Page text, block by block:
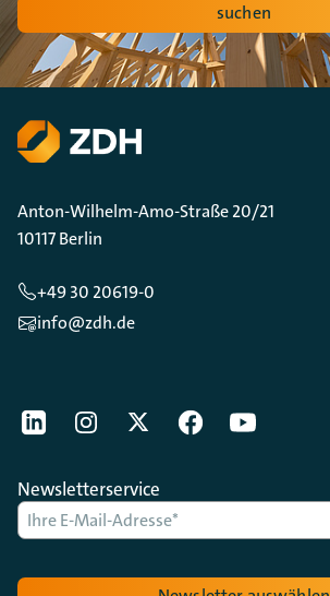
suchen
Anton-Wilhelm-Amo-Straße 20/21
10117 Berlin
+49 30 20619-0
info@zdh.de
[Der ZDH in den Sozialen Netzwerken]
LinkedIninstagramTwitterFacebookYoutube
Newsletterservice